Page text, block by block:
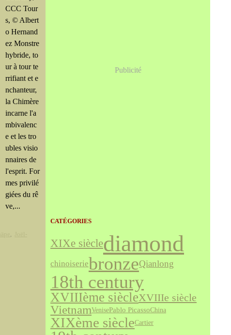
CCC Tour
s, © Albert
o Hernand
ez Monstre
hybride, to
ur à tour te
rrifiant et e
nchanteur,
la Chimère
incarne l'a
mbivalenc
e et les tro
ubles visio
nnaires de
l'esprit. For
mes privilé
giées du rê
ve,...
,
Publicité
CATÉGORIES
XIXe sièclediamond
chinoiseriebronzeQianlong
18th century
XVIIIème siècleXVIIIe siècle
VietnamVenisePablo PicassoChina
XIXème siècleCartier